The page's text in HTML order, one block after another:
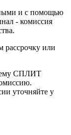
и с помощью
- комиссия
или
СПЛИТ
уточняйте у